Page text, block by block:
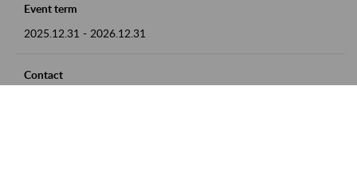
Event term
2025.12.31 - 2026.12.31
Contact